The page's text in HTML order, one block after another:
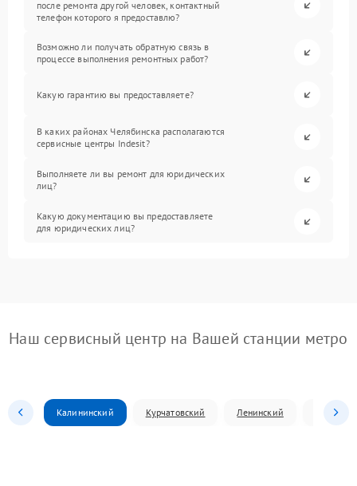
после ремонта другой человек, контактный
телефон которого я предоставлю?
Возможно ли получать обратную связь в
процессе выполнения ремонтных работ?
Какую гарантию вы предоставляете?
В каких районах Челябинска располагаются
сервисные центры Indesit?
Выполняете ли вы ремонт для юридических
лиц?
Какую документацию вы предоставляете
для юридических лиц?
Наш сервисный центр на Вашей станции метро
Калининский Курчатовский Ленинский